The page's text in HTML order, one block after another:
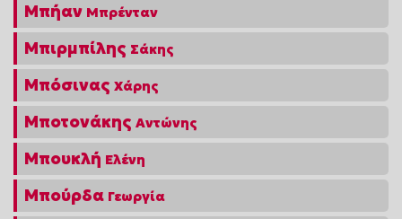
Μπήαν Μπρένταν
Μπιρμπίλης Σάκης
Μπόσινας Χάρης
Μποτονάκης Αντώνης
Μπουκλή Ελένη
Μπούρδα Γεωργία